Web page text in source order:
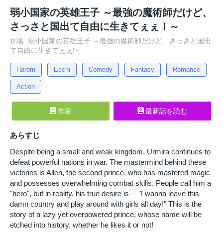
弱小国家の英雄王子 ～最強の魔術師だけど、
さっさと国出て自由に生きてぇぇ！～
別名: 弱小国家の英雄王子 ～最強の魔術師だけど、さっさと国出
て自由に生きてぇぇ!～
Harem Ecchi Comedy Fantasy Romance
Action
作家 最新話を読む
あらすじ
Despite being a small and weak kingdom, Urmira continues to
defeat powerful nations in war. The mastermind behind these
victories is Allen, the second prince, who has mastered magic
and possesses overwhelming combat skills. People call him a
"hero", but in reality, his true desire is— "I wanna leave this
damn country and play around with girls all day!" This is the
story of a lazy yet overpowered prince, whose name will be
etched into history, whether he likes it or not!